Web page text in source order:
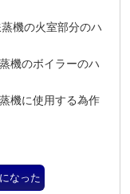
機の火室部分のハ
機のボイラーのハ
機に使用する為作
なった